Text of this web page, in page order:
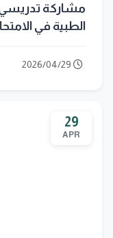
مشاركة
الطبية في
29
APR